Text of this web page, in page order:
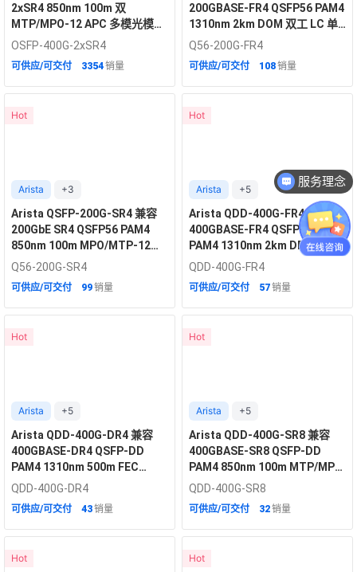
2xSR4 850nm 100m 双
MTP/MPO-12 APC 多模光模块
（鳍片）
OSFP-400G-2xSR4
可供应/可交付 3354销量
200GBASE-FR4 QSFP56 PAM4
1310nm 2km DOM 双工 LC 单
模光模块
Q56-200G-FR4
可供应/可交付 108销量
Hot
Arista +3
Arista QSFP-200G-SR4 兼容
200GbE SR4 QSFP56 PAM4
850nm 100m MPO/MTP-12
UPC 多模光模块
Q56-200G-SR4
可供应/可交付 99销量
Hot
Arista +5
Arista QDD-400G-FR4 兼容
400GBASE-FR4 QSFP-DD
PAM4 1310nm 2km DDM/DOM
双工 LC 单模光模块
QDD-400G-FR4
可供应/可交付 57销量
Hot
Arista +5
Arista QDD-400G-DR4 兼容
400GBASE-DR4 QSFP-DD
PAM4 1310nm 500m FEC
MTP/MPO-12 APC 单模光模块
QDD-400G-DR4
可供应/可交付 43销量
Hot
Arista +5
Arista QDD-400G-SR8 兼容
400GBASE-SR8 QSFP-DD
PAM4 850nm 100m MTP/MPO
FEC 光模块
QDD-400G-SR8
可供应/可交付 32销量
Hot Hot
服务理念